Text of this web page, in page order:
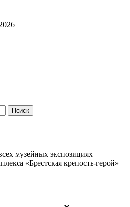
музейных экспозициях
«Брестская крепость-герой»